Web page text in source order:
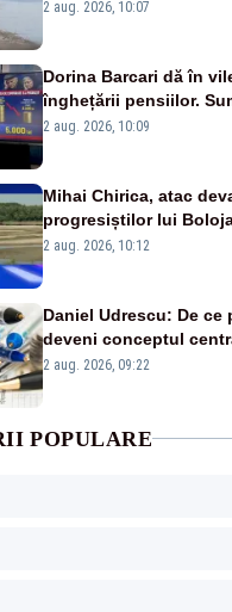
va detona o stâncă și
2 aug. 2026, 10:07
Dorina Barcari dă în
înghețării pensiilor.
pierdute de fiecare
2 aug. 2026, 10:09
Mihai Chirica, atac
progresiștilor lui
protejăm și natura, dar
2 aug. 2026, 10:12
Daniel Udrescu: De ce
deveni conceptul
viitoare?
2 aug. 2026, 09:22
POPULARE